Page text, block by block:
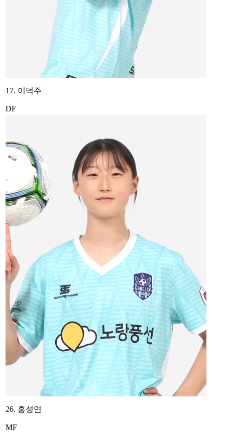
17. 이덕주
DF
26. 홍성연
MF